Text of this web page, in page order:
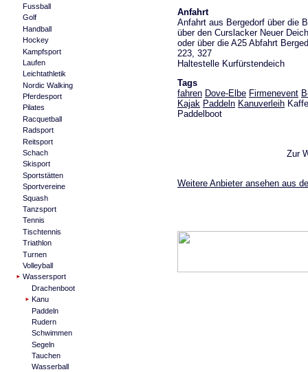
Fussball
Golf
Handball
Hockey
Kampfsport
Laufen
Leichtathletik
Nordic Walking
Pferdesport
Pilates
Racquetball
Radsport
Reitsport
Schach
Skisport
Sportstätten
Sportvereine
Squash
Tanzsport
Tennis
Tischtennis
Triathlon
Turnen
Volleyball
Wassersport
Drachenboot
Kanu
Paddeln
Rudern
Schwimmen
Segeln
Tauchen
Wasserball
Anfahrt
Anfahrt aus Bergedorf über die
über den Curslacker Neuer
oder über die A25 Abfahrt
223, 327
Haltestelle Kurfürstendeich
Tags
fahren Dove-Elbe Firmenevent
Kajak Paddeln Kanuverleih
Paddelboot
Zur
Weitere Anbieter ansehen aus